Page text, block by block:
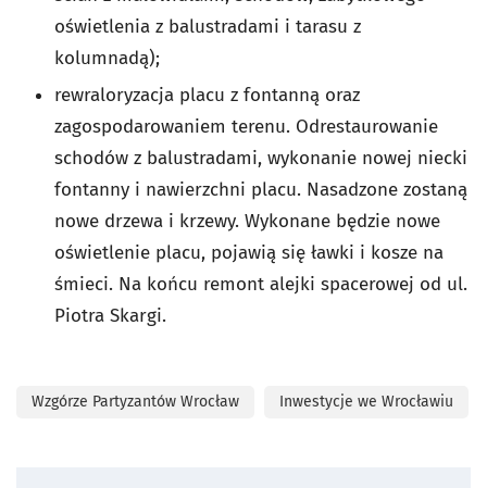
oświetlenia z balustradami i tarasu z
kolumnadą);
rewraloryzacja placu z fontanną oraz
zagospodarowaniem terenu. Odrestaurowanie
schodów z balustradami, wykonanie nowej niecki
fontanny i nawierzchni placu. Nasadzone zostaną
nowe drzewa i krzewy. Wykonane będzie nowe
oświetlenie placu, pojawią się ławki i kosze na
śmieci. Na końcu remont alejki spacerowej od ul.
Piotra Skargi.
Wzgórze Partyzantów Wrocław Inwestycje we Wrocławiu